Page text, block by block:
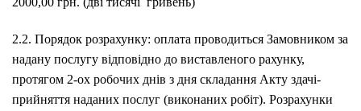
2.2. Порядок розрахунку: оплата проводиться Замовником за
надану послугу відповідно до виставленого рахунку,
протягом 2-ох робочих днів з дня складання Акту здачі-
прийняття наданих послуг (виконаних робіт). Розрахунки